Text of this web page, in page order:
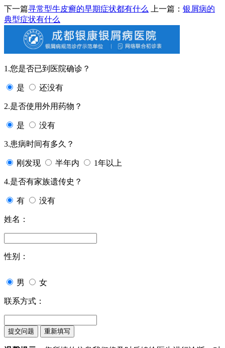
下一篇寻常型牛皮癣的早期症状都有什么 上一篇： 银屑病的
典型症状有什么
1.您是否已到医院确诊？
是 还没有
2.是否使用外用药物？
是 没有
3.患病时间有多久？
刚发现 半年内 1年以上
4.是否有家族遗传史？
有 没有
姓名：
性别：
男 女
联系方式：